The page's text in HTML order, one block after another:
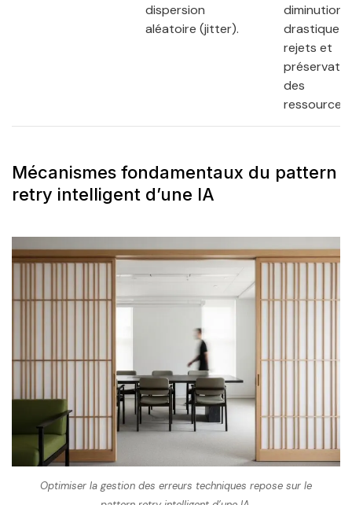
dispersion
aléatoire (jitter).
diminution
drastique
rejets et
des
ressources.
Mécanismes fondamentaux du pattern
retry intelligent d’une IA
Optimiser la gestion des erreurs techniques repose sur le